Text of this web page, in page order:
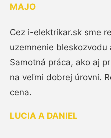
MAJO
Cez i-elektrikar.sk sme
uzemnenie bleskozvodu
Samotná práca, ako aj
na veľmi dobrej úrovni.
cena.
LUCIA A DANIEL